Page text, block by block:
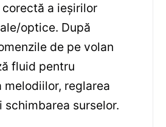
a ieșirilor
optice. După
de pe volan
fluid pentru
melodiilor, reglarea
schimbarea surselor.